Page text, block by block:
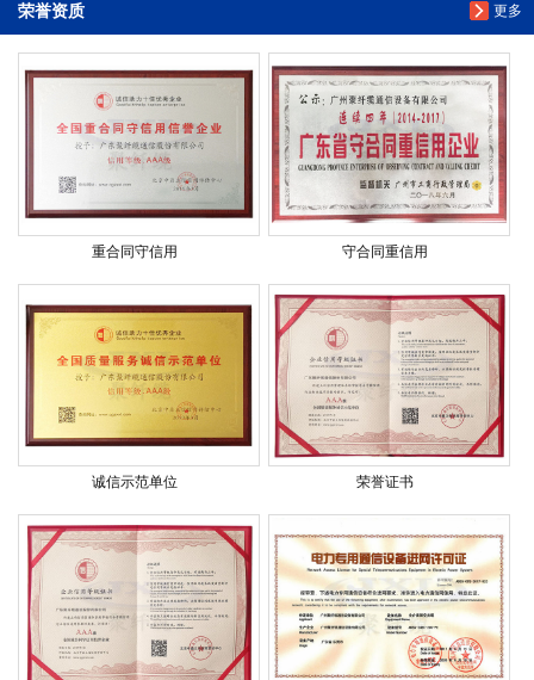
更多
荣誉资质
重合同守信用 守合同重信用
诚信示范单位 荣誉证书